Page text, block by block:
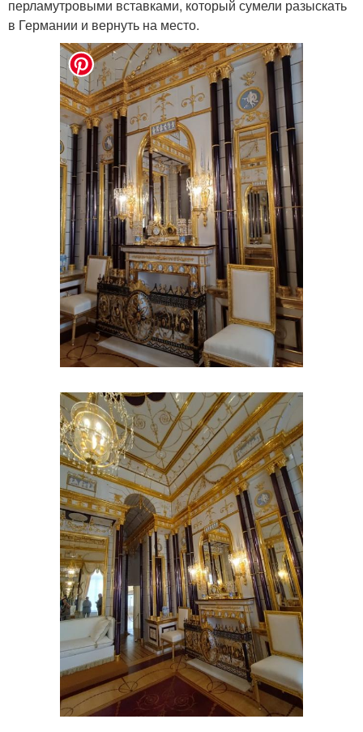
перламутровыми вставками, который сумели разыскать
в Германии и вернуть на место.